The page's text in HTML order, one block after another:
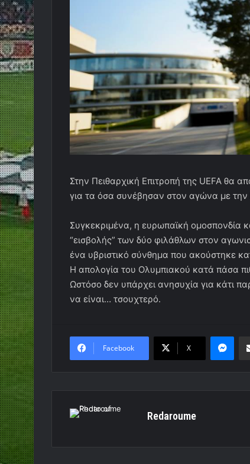
Στην Πειθαρχική Επιτροπή της UEFA θα
για τα όσα συνέβησαν στον αγώνα με
Συγκεκριμένα, η ευρωπαϊκή ομοσπονδία
“εισβολής” των δύο φιλάθλων στον
ένα υβριστικό σύνθημα που ακούστηκε
Η απολογία του Ολυμπιακού κατά πάσα
Ωστόσο δεν υπάρχει ανησυχία για κάτι
να είναι… τσουχτερό.
Facebook X
Redaroume